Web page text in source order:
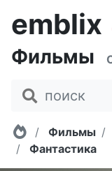
emblix
Фильмы
Главная
Фильмы
Фантастика